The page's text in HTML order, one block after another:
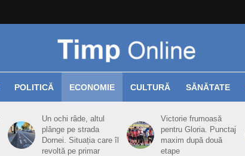
POLITICĂ ECONOMIE CULTURĂ SĂNĂTATE
Un ochi râde, altul
plânge pe strada
Dornei. Situația care îl
revoltă pe primar
Victorie frumoasă
pentru Gloria. Punctaj
maxim după două
etape